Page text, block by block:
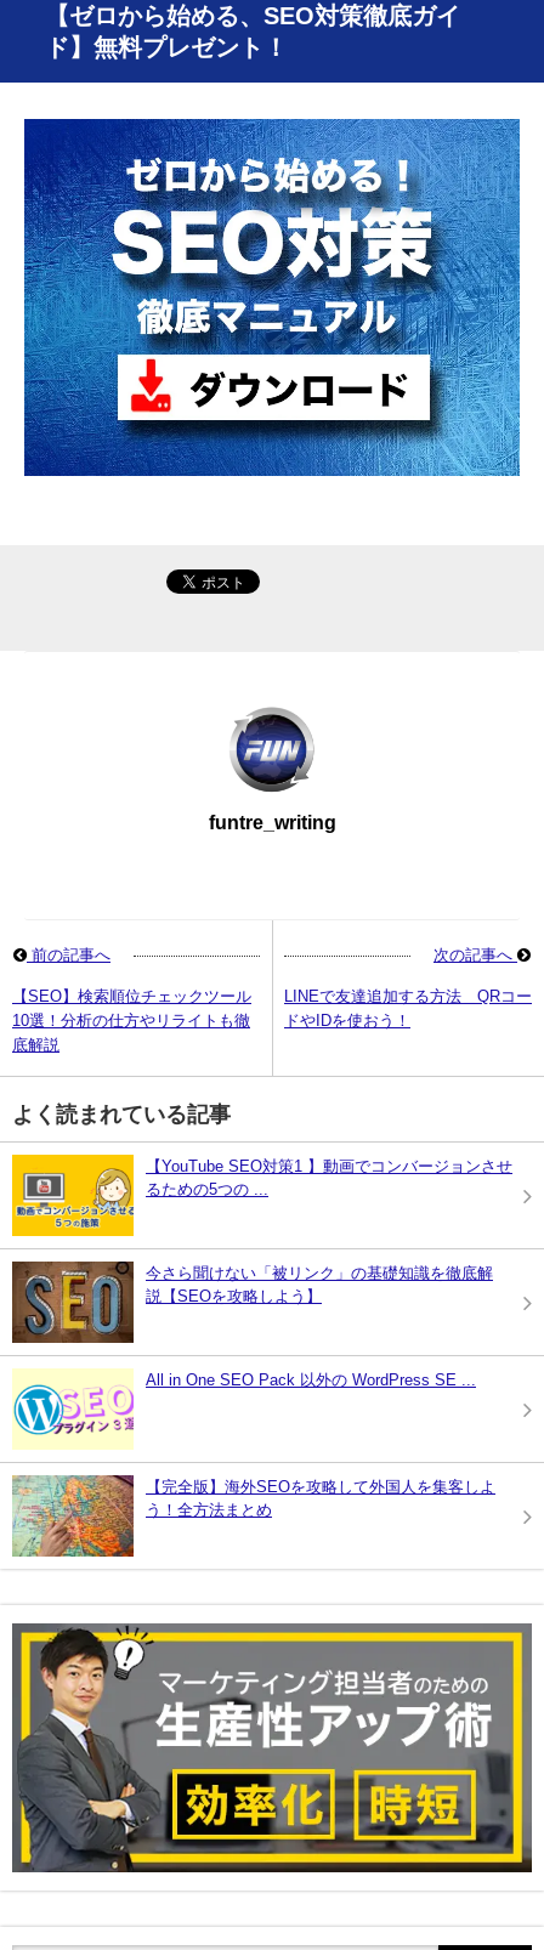
【ゼロから始める、SEO対策徹底ガイ
ド】無料プレゼント！
funtre_writing
前の記事へ
【SEO】検索順位チェックツール
10選！分析の仕方やリライトも徹
底解説
次の記事へ
LINEで友達追加する方法＿QRコー
ドやIDを使おう！
よく読まれている記事
【YouTube SEO対策1 】動画でコンバージョンさせ
るための5つの ...
今さら聞けない「被リンク」の基礎知識を徹底解
説【SEOを攻略しよう】
All in One SEO Pack 以外の WordPress SE ...
【完全版】海外SEOを攻略して外国人を集客しよ
う！全方法まとめ